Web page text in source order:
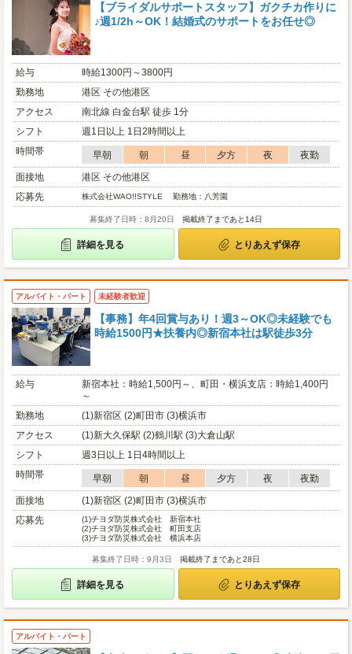
【ブライダルサポートスタッフ】ガクチカ作りに
♪週1/2h～OK！結婚式のサポートをお任せ◎
給与
時給1300円～3800円
勤務地
港区 その他港区
アクセス
南北線 白金台駅 徒歩 1分
シフト
週1日以上 1日2時間以上
時間帯
早朝 朝 昼 夕方 夜
夜勤
面接地
港区 その他港区
応募先
株式会社WAO!!STYLE 勤務地：八芳園
募集終了日時：8月20日 掲載終了まであと14日
詳細を見る とりあえず保存
アルバイト・パート 未経験者歓迎
【事務】年4回賞与あり！週3～OK◎未経験でも
時給1500円★扶養内◎新宿本社は駅徒歩3分
給与
新宿本社：時給1,500円～、町田・横浜支店：時給1,400円
～
勤務地
(1)新宿区 (2)町田市 (3)横浜市
アクセス
(1)新大久保駅 (2)鶴川駅 (3)大倉山駅
シフト
週3日以上 1日4時間以上
時間帯
早朝 朝 昼 夕方 夜
夜勤
面接地
(1)新宿区 (2)町田市 (3)横浜市
応募先
(1)チヨダ防災株式会社 新宿本社
(2)チヨダ防災株式会社 町田支店
(3)チヨダ防災株式会社 横浜本店
募集終了日時：9月3日 掲載終了まであと28日
詳細を見る とりあえず保存
アルバイト・パート